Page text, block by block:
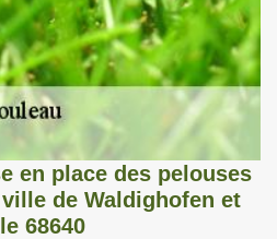
en place des pelouses
de Waldighofen et
68640